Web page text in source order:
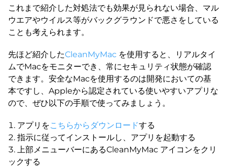
これまで紹介した対処法でも効果が見られない場合、マル
ウエアやウイルス等がバックグラウンドで悪さをしている
ことも考えられます。
先ほど紹介したCleanMyMac を使用すると、リアルタイ
ムでMacをモニターでき、常にセキュリティ状態が確認
できます。安全なMacを使用するのは開発においての基
本ですし、Appleから認定されている使いやすいアプリな
ので、ぜひ以下の手順で使ってみましょう。
アプリをこちらからダウンロードする
指示に従ってインストールし、アプリを起動する
上部メニューバーにあるCleanMyMac アイコンをクリ
ックする